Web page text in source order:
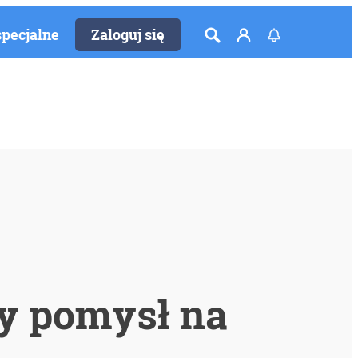
Zaloguj się
pomysł na